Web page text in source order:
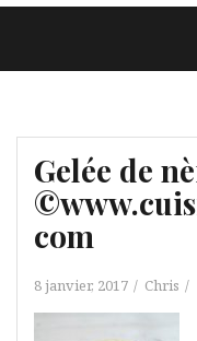
Gelée de
com
8 janvier, 2017 Chris